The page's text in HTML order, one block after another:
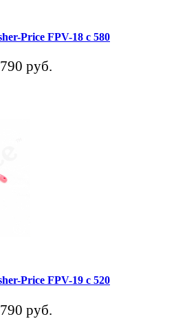
Price FPV-18 c 580
руб.
Price FPV-19 c 520
руб.